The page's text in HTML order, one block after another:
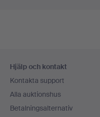
Hjälp och kontakt
Kontakta support
Alla auktionshus
Betalningsalternativ